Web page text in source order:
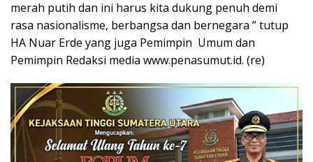
merah putih dan ini harus kita dukung penuh demi
rasa nasionalisme, berbangsa dan bernegara ” tutup
HA Nuar Erde yang juga Pemimpin Umum dan
Pemimpin Redaksi media www.penasumut.id. (re)